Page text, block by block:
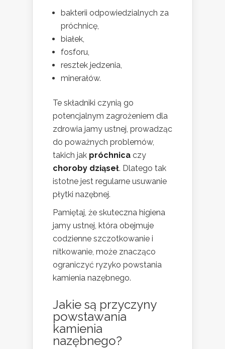
bakterii odpowiedzialnych za
próchnicę,
białek,
fosforu,
resztek jedzenia,
minerałów.
Te składniki czynią go
potencjalnym zagrożeniem dla
zdrowia jamy ustnej, prowadząc
do poważnych problemów,
takich jak próchnica czy
choroby dziąseł. Dlatego tak
istotne jest regularne usuwanie
płytki nazębnej.
Pamiętaj, że skuteczna higiena
jamy ustnej, która obejmuje
codzienne szczotkowanie i
nitkowanie, może znacząco
ograniczyć ryzyko powstania
kamienia nazębnego.
Jakie są przyczyny
powstawania
kamienia
nazębnego?